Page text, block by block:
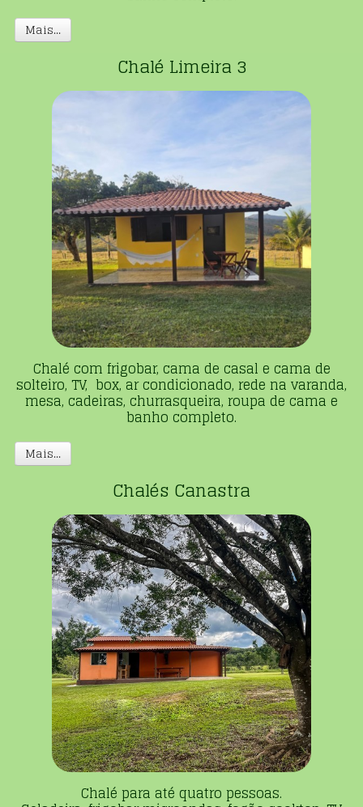
Mais...
Chalé Limeira 3
Chalé com frigobar, cama de casal e cama de
solteiro, TV, box, ar condicionado, rede na varanda,
mesa, cadeiras, churrasqueira, roupa de cama e
banho completo.
Mais...
Chalés Canastra
Chalé para até quatro pessoas.